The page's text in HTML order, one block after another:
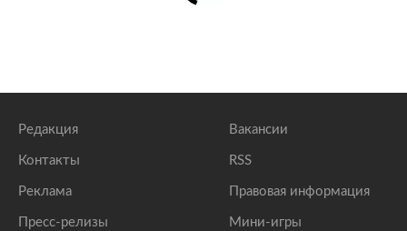
Редакция
Контакты
Реклама
Пресс-релизы
Вакансии
RSS
Правовая информация
Мини-игры